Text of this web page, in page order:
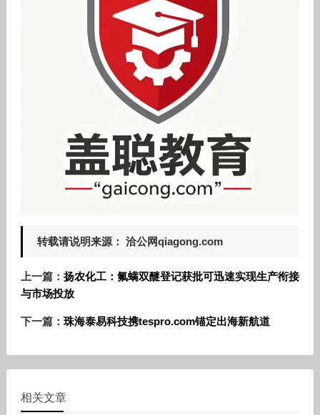
转载请说明来源： 洽公网qiagong.com
上一篇： 扬农化工：氟螨双醚登记获批可迅速实现生产衔接
与市场投放
下一篇： 珠海泰易科技携tespro.com锚定出海新航道
相关文章